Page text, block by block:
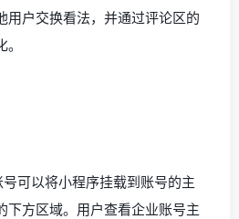
用户交换看法，并通过评论区的
可以将小程序挂载到账号的主
下方区域。用户查看企业账号主